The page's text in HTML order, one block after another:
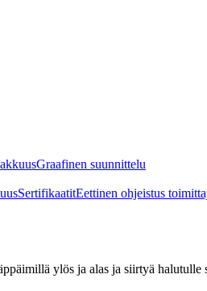
Graafinen suunnittelu
SertifikaatitEettinen ohjeistus
ylös ja alas ja siirtyä